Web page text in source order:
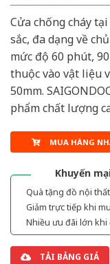
Cửa chống cháy
sắc, đa dạng về
mức độ 60 phút,
thuộc vào vật liệu
50mm.
phẩm chất lượng
MUA HÀNG
Khuyến
Quà tặng đồ nội
Giảm trực tiếp khi
Nhiều ưu đãi lớn
TẢI BẢNG GIÁ